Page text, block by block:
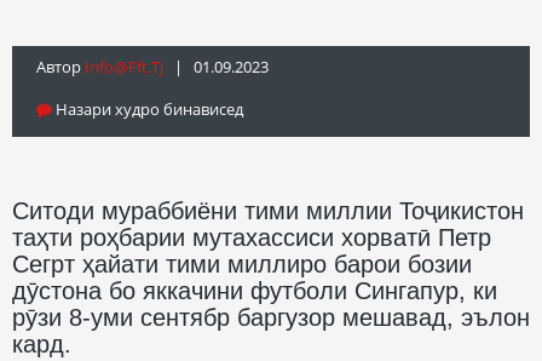
Автор Info@fft.tj | 01.09.2023
Назари худро бинависед
Ситоди мураббиёни тими миллии Тоҷикистон
таҳти роҳбарии мутахассиси хорватӣ Петр
Сегрт ҳайати тими миллиро барои бозии
дӯстона бо яккачини футболи Сингапур, ки
рӯзи 8-уми сентябр баргузор мешавад, эълон
кард.